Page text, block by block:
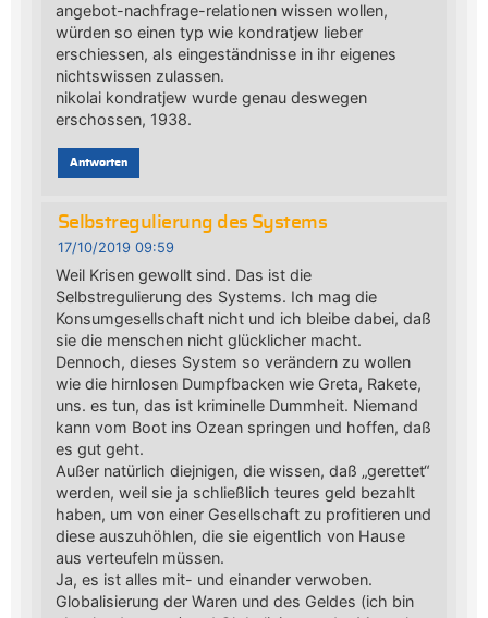
angebot-nachfrage-relationen wissen wollen,
würden so einen typ wie kondratjew lieber
erschiessen, als eingeständnisse in ihr eigenes
nichtswissen zulassen.
nikolai kondratjew wurde genau deswegen
erschossen, 1938.
Antworten
Selbstregulierung des Systems
17/10/2019 09:59
Weil Krisen gewollt sind. Das ist die
Selbstregulierung des Systems. Ich mag die
Konsumgesellschaft nicht und ich bleibe dabei, daß
sie die menschen nicht glücklicher macht.
Dennoch, dieses System so verändern zu wollen
wie die hirnlosen Dumpfbacken wie Greta, Rakete,
uns. es tun, das ist kriminelle Dummheit. Niemand
kann vom Boot ins Ozean springen und hoffen, daß
es gut geht.
Außer natürlich diejnigen, die wissen, daß „gerettet“
werden, weil sie ja schließlich teures geld bezahlt
haben, um von einer Gesellschaft zu profitieren und
diese auszuhöhlen, die sie eigentlich von Hause
aus verteufeln müssen.
Ja, es ist alles mit- und einander verwoben.
Globalisierung der Waren und des Geldes (ich bin